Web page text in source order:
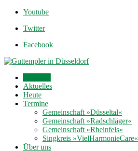
Youtube
Twitter
Facebook
Aktuelles
Heute
Termine
Gemeinschaft »Düsseltal«
Gemeinschaft »Radschläger«
Gemeinschaft »Rheinfels«
Singkreis »VielHarmonieCare«
Über uns